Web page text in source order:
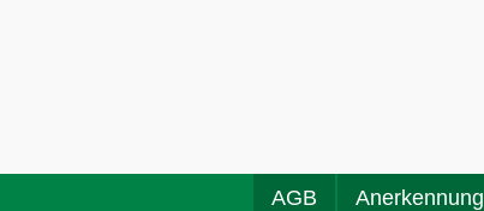
AGB Anerkennung